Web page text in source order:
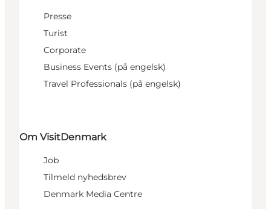
Presse
Turist
Corporate
Business Events (på engelsk)
Travel Professionals (på engelsk)
Om VisitDenmark
Job
Tilmeld nyhedsbrev
Denmark Media Centre